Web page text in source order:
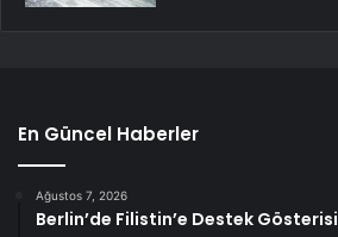
En Güncel Haberler
Ağustos 7, 2026
Berlin’de Filistin’e Destek Gösterisi